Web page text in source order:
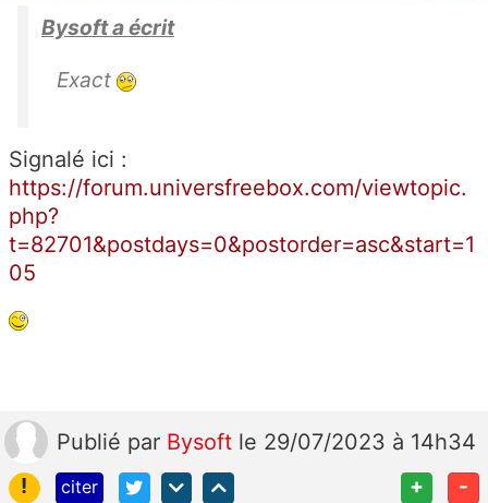
Bysoft a écrit
Exact
Signalé ici :
https://forum.universfreebox.com/viewtopic.
php?
t=82701&postdays=0&postorder=asc&start=1
05
Publié par Bysoft le 29/07/2023 à 14h34
!
citer + -